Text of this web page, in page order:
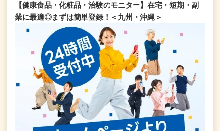
【健康食品・化粧品・治験のモニター】在宅・短期・副
業に最適◎まずは簡単登録！＜九州・沖縄＞